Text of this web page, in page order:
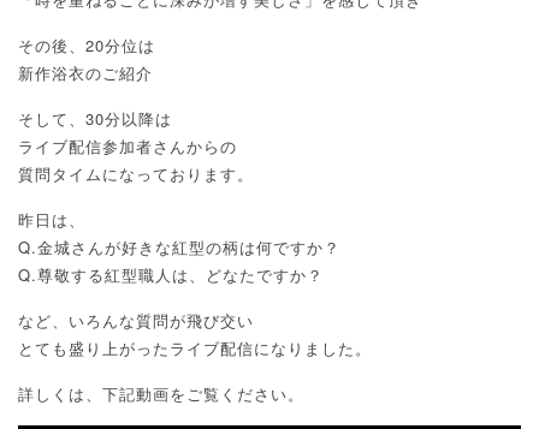
その後、20分位は
新作浴衣のご紹介
そして、30分以降は
ライブ配信参加者さんからの
質問タイムになっております。
昨日は、
Q.金城さんが好きな紅型の柄は何ですか？
Q.尊敬する紅型職人は、どなたですか？
など、いろんな質問が飛び交い
とても盛り上がったライブ配信になりました。
詳しくは、下記動画をご覧ください。